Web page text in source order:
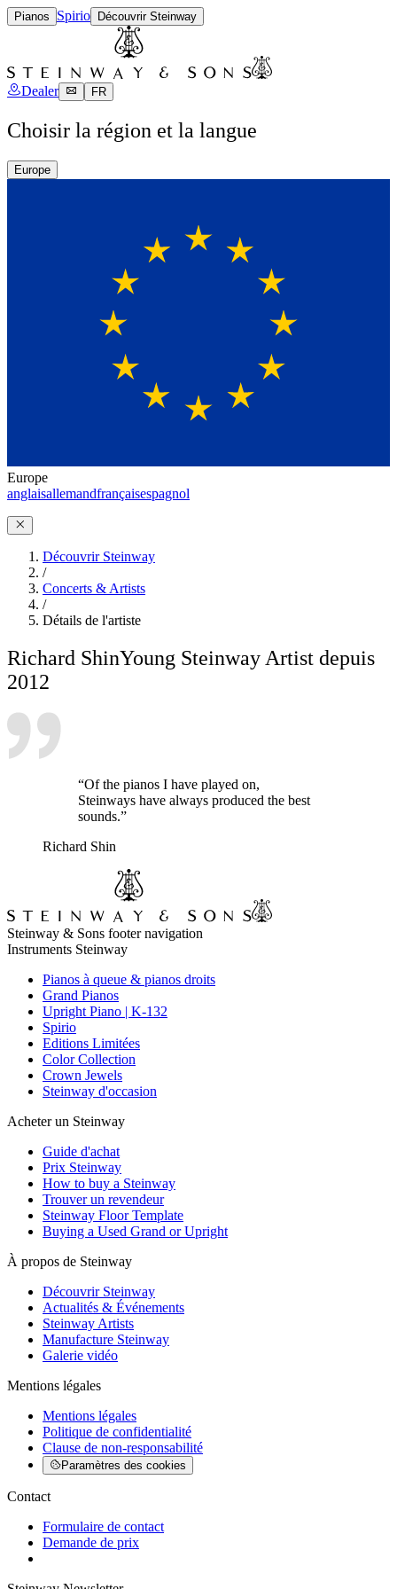
Pianos Spirio Découvrir Steinway
Dealer FR
Choisir la région et la langue
Europe
Europe
anglaisallemandfrançaisespagnol
Découvrir Steinway
/
Concerts & Artists
/
Détails de l'artiste
Richard ShinYoung Steinway Artist depuis
2012
“Of the pianos I have played on,
Steinways have always produced the best
sounds.”
Richard Shin
Steinway & Sons footer navigation
Instruments Steinway
Pianos à queue & pianos droits
Grand Pianos
Upright Piano | K-132
Spirio
Editions Limitées
Color Collection
Crown Jewels
Steinway d'occasion
Acheter un Steinway
Guide d'achat
Prix Steinway
How to buy a Steinway
Trouver un revendeur
Steinway Floor Template
Buying a Used Grand or Upright
À propos de Steinway
Découvrir Steinway
Actualités & Événements
Steinway Artists
Manufacture Steinway
Galerie vidéo
Mentions légales
Mentions légales
Politique de confidentialité
Clause de non-responsabilité
Paramètres des cookies
Contact
Formulaire de contact
Demande de prix